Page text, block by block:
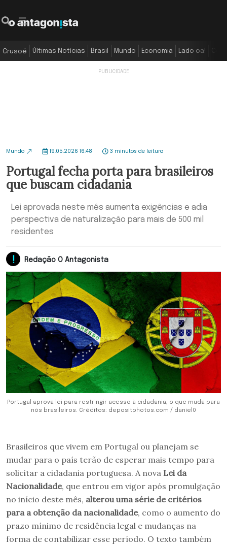
Crusoé Últimas Notícias Brasil Mundo Economia Lado oa!
Mundo 19.05.2026 16:48 3 minutos de leitura
Portugal fecha porta para brasileiros
que buscam cidadania
Lei aprovada neste mês aumenta exigências e adia
perspectiva de naturalização para mais de 500 mil
residentes
Redação O Antagonista
Portugal aprova lei para restringir acesso à cidadania; o que muda para
nós brasileiros. Créditos: depositphotos.com / daniel0
Brasileiros que vivem em Portugal ou planejam se
mudar para o país terão de esperar mais tempo para
solicitar a cidadania portuguesa. A nova Lei da
Nacionalidade, que entrou em vigor após promulgação
no início deste mês, alterou uma série de critérios
para a obtenção da nacionalidade, como o aumento do
prazo mínimo de residência legal e mudanças na
forma de contabilizar esse período. O texto também